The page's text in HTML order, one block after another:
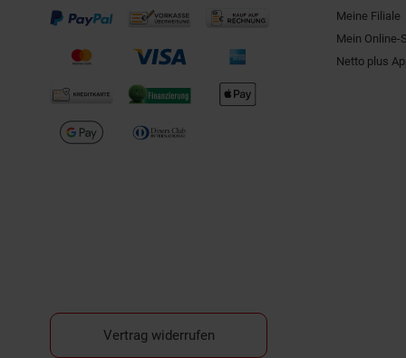
Meine Filiale
Mein Online-
Netto plus
Vertrag widerrufen